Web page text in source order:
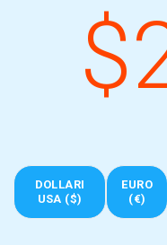
DOLLARI
USA ($)
EURO
(€)